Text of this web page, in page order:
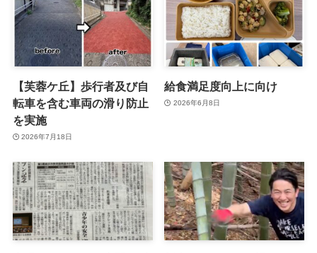
【芙蓉ケ丘】歩行者及び自
転車を含む車両の滑り防止
を実施
2026年7月18日
給食満足度向上に向け
2026年6月8日